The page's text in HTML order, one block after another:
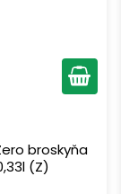
broskyňa
(Z)